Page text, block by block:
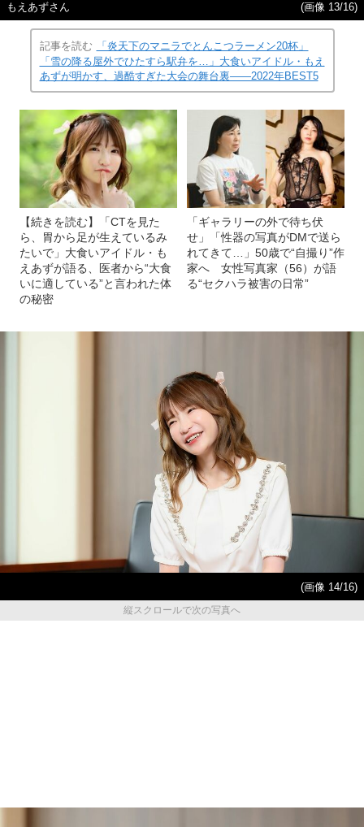
もえあずさん (画像 13/16)
記事を読む
「炎天下のマニラでとんこつラーメン20杯」
「雪の降る屋外でひたすら駅弁を…」大食いアイドル・もえ
あずが明かす、過酷すぎた大会の舞台裏――2022年BEST5
【続きを読む】「CTを見た
ら、胃から足が生えているみ
たいで」大食いアイドル・も
えあずが語る、医者から“大食
いに適している”と言われた体
の秘密
「ギャラリーの外で待ち伏
せ」「性器の写真がDMで送ら
れてきて…」50歳で“自撮り”作
家へ 女性写真家（56）が語
る“セクハラ被害の日常”
(画像 14/16)
縦スクロールで次の写真へ